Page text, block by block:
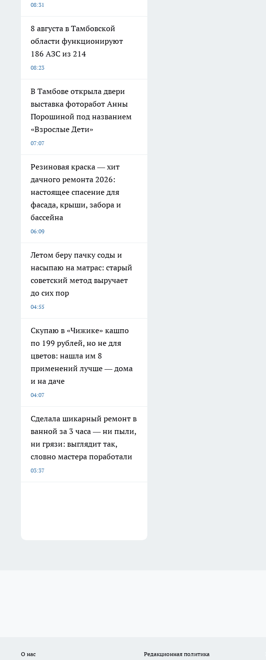
08:31
8 августа в Тамбовской
области функционируют
186 АЗС из 214
08:23
В Тамбове открыла двери
выставка фоторабот Анны
Порошиной под названием
«Взрослые Дети»
07:07
Резиновая краска — хит
дачного ремонта 2026:
настоящее спасение для
фасада, крыши, забора и
бассейна
06:09
Летом беру пачку соды и
насыпаю на матрас: старый
советский метод выручает
до сих пор
04:55
Скупаю в «Чижике» кашпо
по 199 рублей, но не для
цветов: нашла им 8
применений лучше — дома
и на даче
04:07
Сделала шикарный ремонт в
ванной за 3 часа — ни пыли,
ни грязи: выглядит так,
словно мастера поработали
03:37
О нас Редакционная политика